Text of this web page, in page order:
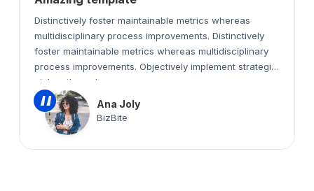
Distinctively foster maintainable metrics whereas
multidisciplinary process improvements. Distinctively
foster maintainable metrics whereas multidisciplinary
process improvements. Objectively implement strategic
niches through.
“ Ana Joly
BizBite